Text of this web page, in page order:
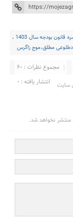
،
مطلق،موج زاگرس
مجموع نظرات : 60
انتشار یافته : ۰
سایت
منتشر نخواهد شد.